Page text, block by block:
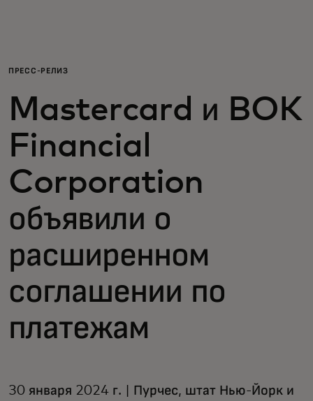
Для бизнеса
Для всего мира
Для новаторов
Новости и тренды
ПРЕСС-РЕЛИЗ
Mastercard и BOK
Financial
Corporation
объявили о
расширенном
соглашении по
платежам
30 января 2024 г. | Пурчес, штат Нью-Йорк и